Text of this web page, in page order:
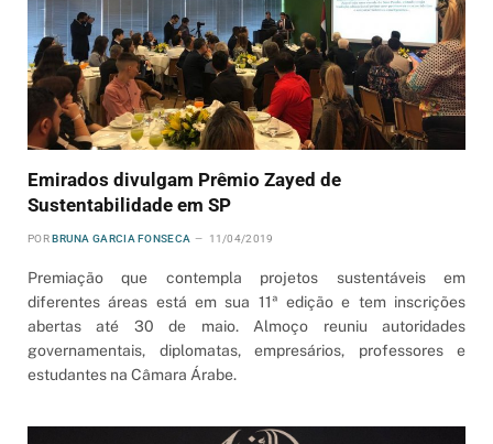
Emirados divulgam Prêmio Zayed de
Sustentabilidade em SP
POR BRUNA GARCIA FONSECA 11/04/2019
Premiação que contempla projetos sustentáveis em
diferentes áreas está em sua 11ª edição e tem inscrições
abertas até 30 de maio. Almoço reuniu autoridades
governamentais, diplomatas, empresários, professores e
estudantes na Câmara Árabe.